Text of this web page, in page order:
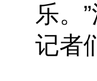
乐。
记者